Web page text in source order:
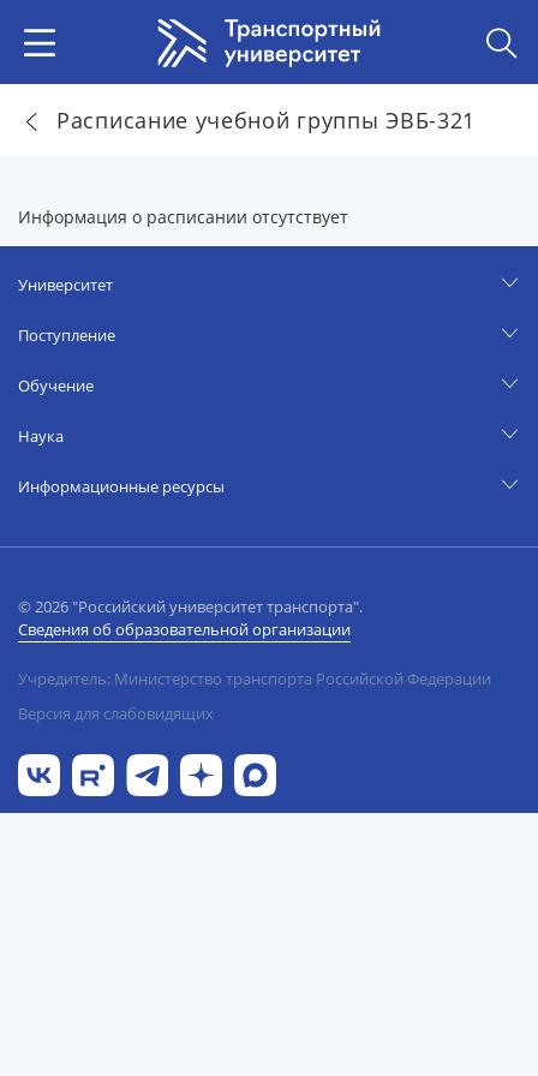
Расписание учебной группы ЭВБ-321
Информация о расписании отсутствует
Университет
Поступление
Обучение
Наука
Информационные ресурсы
© 2026 "Российский университет транспорта".
Сведения об образовательной организации
Учредитель: Министерство транспорта Российской Федерации
Версия для слабовидящих